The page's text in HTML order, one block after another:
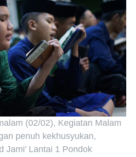
(02/02), Kegiatan Malam
penuh kekhusyukan,
Jami’ Lantai 1 Pondok